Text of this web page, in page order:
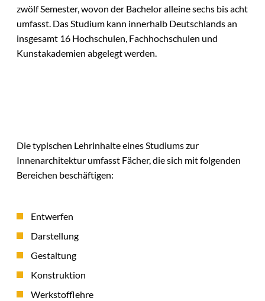
zwölf Semester, wovon der Bachelor alleine sechs bis acht
umfasst. Das Studium kann innerhalb Deutschlands an
insgesamt 16 Hochschulen, Fachhochschulen und
Kunstakademien abgelegt werden.
Die typischen Lehrinhalte eines Studiums zur
Innenarchitektur umfasst Fächer, die sich mit folgenden
Bereichen beschäftigen:
Entwerfen
Darstellung
Gestaltung
Konstruktion
Werkstofflehre